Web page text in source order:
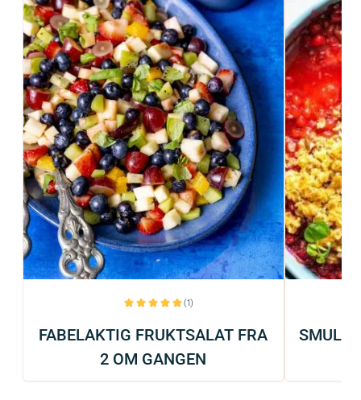
(1)
FABELAKTIG FRUKTSALAT FRA
2 OM GANGEN